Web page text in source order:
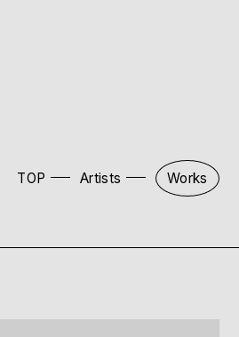
TOP Artists Works